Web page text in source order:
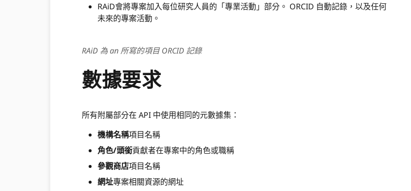
RAiD會將專案加入每位研究人員的「專業活動」部分。 ORCID 自動記錄，以及任何
未來的專案活動。
RAiD 為 an 所寫的項目 ORCID 記錄
數據要求
所有附屬部分在 API 中使用相同的元數據集：
機構名稱項目名稱
角色/頭銜貢獻者在專案中的角色或職稱
參觀商店項目名稱
網址專案相關資源的網址